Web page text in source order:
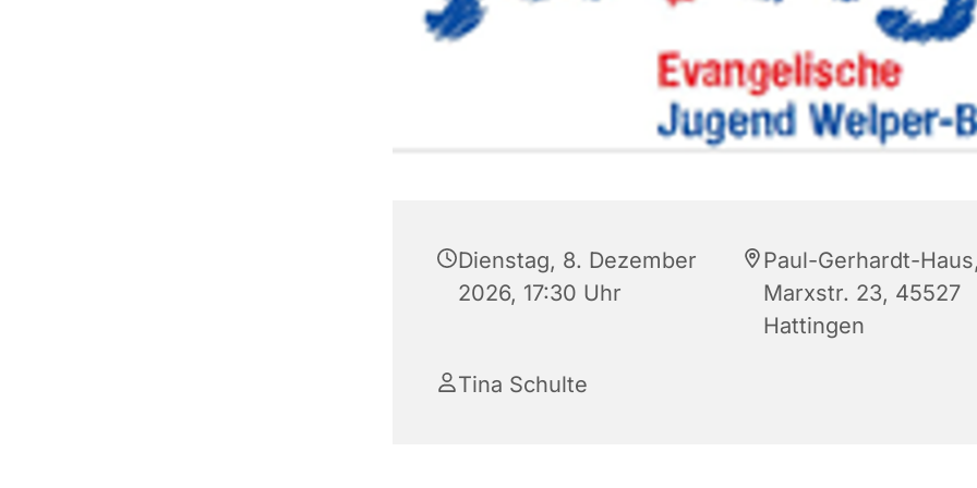
Dienstag, 8. Dezember
2026, 17:30 Uhr
Paul-Gerhardt-
Marxstr. 23, 45527
Hattingen
Tina Schulte